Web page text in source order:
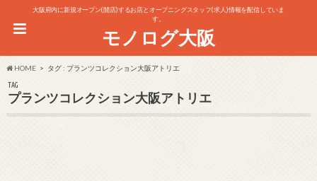
大阪府内に新規オープン(開店)するお店とオープニングスタッフ(求人)情報を配信していま
す。
モノログ大阪
HOME タグ : プランツコレクション大阪アトリエ
TAG
プランツコレクション大阪アトリエ